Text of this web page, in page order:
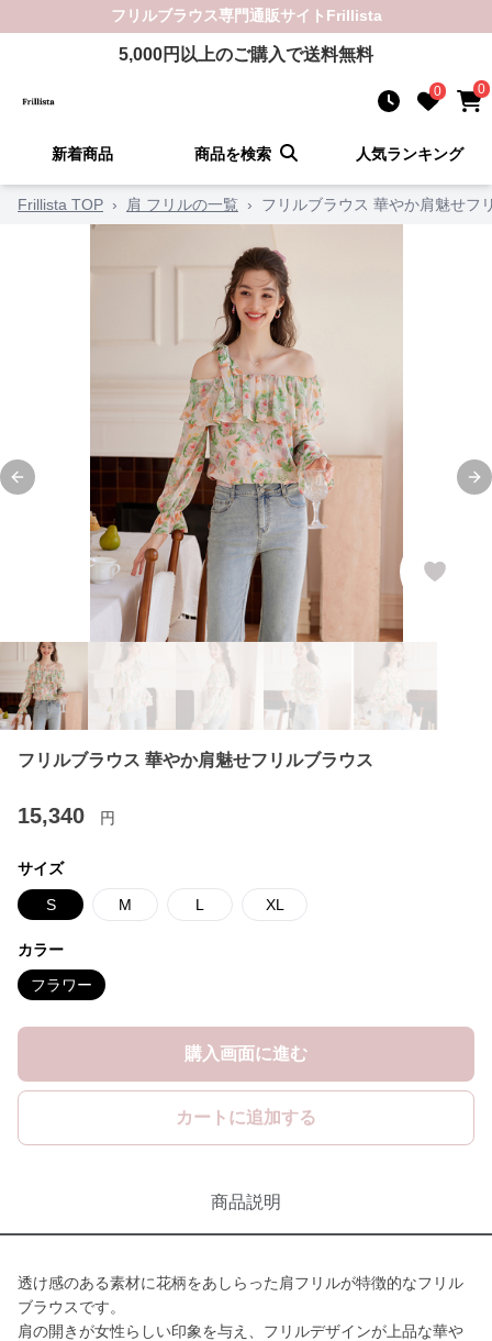
フリルブラウス専門通販サイト Frillista
5,000円以上のご購入で送料無料
0 0
新着商品 商品を検索 人気ランキング
Frillista TOP › 肩 フリルの一覧 › フリルブラウス 華やか肩魅せフ
Previous slide
フリルブラウス 華やか肩魅せフリルブラウス
15,340 円
サイズ
S M L XL
カラー
フラワー
購入画面に進む
カートに追加する
商品説明
透け感のある素材に花柄をあしらった肩フリルが特徴的なフリル
ブラウスです。
肩の開きが女性らしい印象を与え、フリルデザインが上品な華や